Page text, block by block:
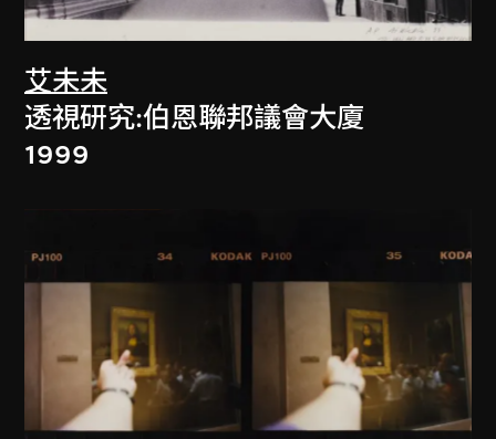
艾未未
透視研究:伯恩聯邦議會大廈
1999